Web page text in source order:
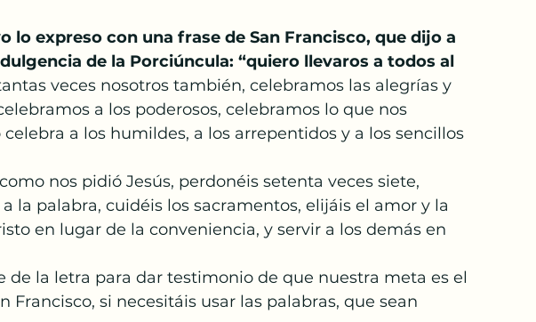
lo expreso con una frase de San Francisco, que dijo a
de la Porciúncula: “quiero llevaros a todos al
veces nosotros también, celebramos las alegrías y
a los poderosos, celebramos lo que nos
a los humildes, a los arrepentidos y a los sencillos
nos pidió Jesús, perdonéis setenta veces siete,
la palabra, cuidéis los sacramentos, elijáis el amor y la
en lugar de la conveniencia, y servir a los demás en
de la letra para dar testimonio de que nuestra meta es el
Francisco, si necesitáis usar las palabras, que sean